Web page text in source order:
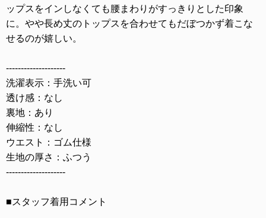
ップスをインしなくても腰まわりがすっきりとした印象
に。やや長め丈のトップスを合わせてもだぼつかず着こな
せるのが嬉しい。
--------------------
洗濯表示：手洗い可
透け感：なし
裏地：あり
伸縮性：なし
ウエスト：ゴム仕様
生地の厚さ：ふつう
--------------------
■スタッフ着用コメント